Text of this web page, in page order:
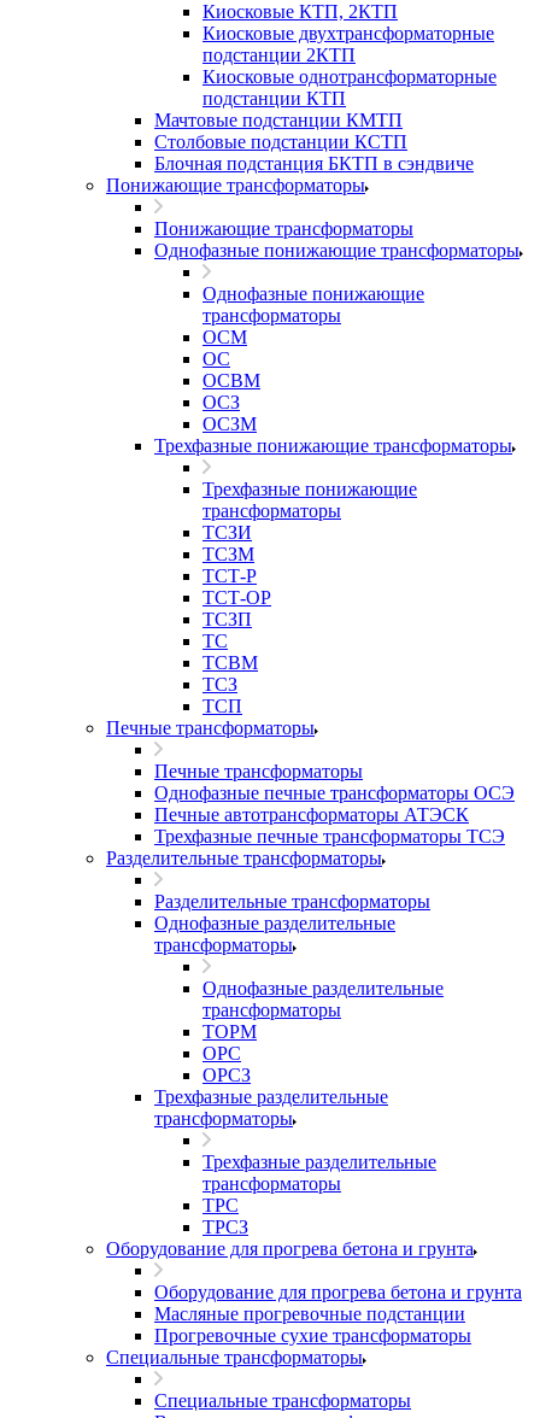
Киосковые КТП, 2КТП
Киосковые двухтрансформаторные
подстанции 2КТП
Киосковые однотрансформаторные
подстанции КТП
Мачтовые подстанции КМТП
Столбовые подстанции КСТП
Блочная подстанция БКТП в сэндвиче
Понижающие трансформаторы
Понижающие трансформаторы
Однофазные понижающие трансформаторы
Однофазные понижающие
трансформаторы
ОСМ
ОС
ОСВМ
ОСЗ
ОСЗМ
Трехфазные понижающие трансформаторы
Трехфазные понижающие
трансформаторы
ТСЗИ
ТСЗМ
ТСТ-Р
ТСТ-ОР
ТСЗП
ТС
ТСВМ
ТСЗ
ТСП
Печные трансформаторы
Печные трансформаторы
Однофазные печные трансформаторы ОСЭ
Печные автотрансформаторы АТЭСК
Трехфазные печные трансформаторы ТСЭ
Разделительные трансформаторы
Разделительные трансформаторы
Однофазные разделительные
трансформаторы
Однофазные разделительные
трансформаторы
ТОРМ
ОРС
ОРСЗ
Трехфазные разделительные
трансформаторы
Трехфазные разделительные
трансформаторы
ТРС
ТРСЗ
Оборудование для прогрева бетона и грунта
Оборудование для прогрева бетона и грунта
Масляные прогревочные подстанции
Прогревочные сухие трансформаторы
Специальные трансформаторы
Специальные трансформаторы